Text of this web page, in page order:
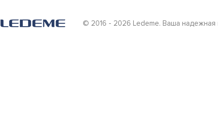
© 2016 - 2026 Ledeme. Ваша